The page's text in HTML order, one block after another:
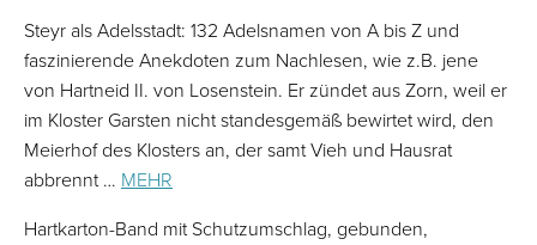
Steyr als Adelsstadt: 132 Adelsnamen von A bis Z und
faszinierende Anekdoten zum Nachlesen, wie z.B. jene
von Hartneid II. von Losenstein. Er zündet aus Zorn, weil er
im Kloster Garsten nicht standesgemäß bewirtet wird, den
Meierhof des Klosters an, der samt Vieh und Hausrat
abbrennt … MEHR
Hartkarton-Band mit Schutzumschlag, gebunden,